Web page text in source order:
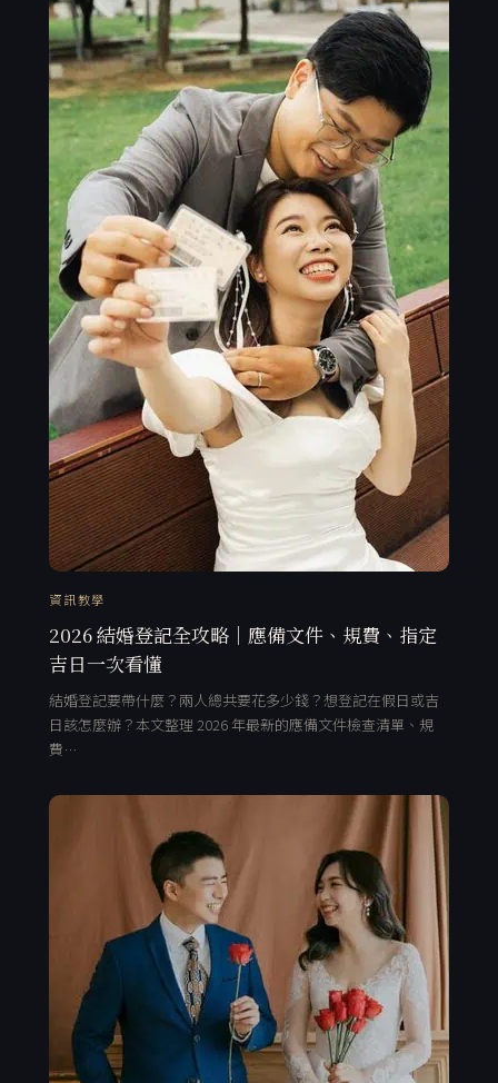
資訊教學
2026 結婚登記全攻略｜應備文件、規費、指定
吉日一次看懂
結婚登記要帶什麼？兩人總共要花多少錢？想登記在假日或吉
日該怎麼辦？本文整理 2026 年最新的應備文件檢查清單、規
費…